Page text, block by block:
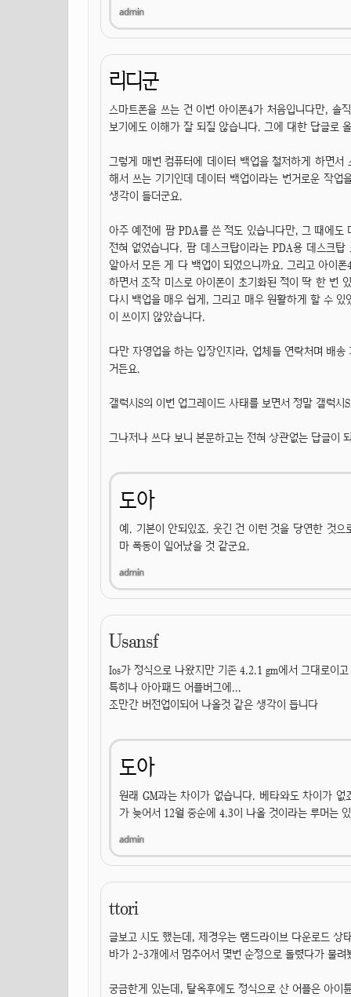
리디군
스마트폰을 쓰는 건 이번 아이폰4가 처음입니다만, 솔
보기에도 이해가 잘 되질 않습니다. 그에 대한 답글로
그렇게 매번 컴퓨터에 데이터 백업을 철저하게 하면
해서 쓰는 기기인데 데이터 백업이라는 번거로운 작
생각이 들더군요.
아주 예전에 팜 PDA를 쓴 적도 있습니다만, 그 때에
전혀 없었습니다. 팜 데스크탑이라는 PDA용 데스크
알아서 모든 게 다 백업이 되었으니까요. 그리고 아이
하면서 조작 미스로 아이폰이 초기화된 적이 딱 한 번
다시 백업을 매우 쉽게, 그리고 매우 원활하게 할 수
이 쓰이지 않았습니다.
다만 자영업을 하는 입장인지라, 업체들 연락처며 배
거든요.
갤럭시S의 이번 업그레이드 사태를 보면서 정말 갤럭
그나저나 쓰다 보니 본문하고는 전혀 상관없는 답글이
도아
예. 기본이 안되있죠. 웃긴 건 이런 것을 당연한 것
마 폭동이 일어났을 것 같군요.
Usansf
Ios가 정식으로 나왔지만 기존 4.2.1 gm에서 그대로이고
특히나 아아패드 어플버그에...
조만간 버전업이되어 나올것 같은 생각이 듭니다
도아
원래 GM과는 차이가 없습니다. 베타와도 차이가
가 늦어서 12월 중순에 4.3이 나올 것이라는 루머는
ttori
글보고 시도 했는데, 제경우는 램드라이브 다운로드 상
바가 2-3개에서 멈추어서 몇번 순정으로 돌렸다가 물
궁금한게 있는데, 탈옥후에도 정식으로 산 어플은 아이